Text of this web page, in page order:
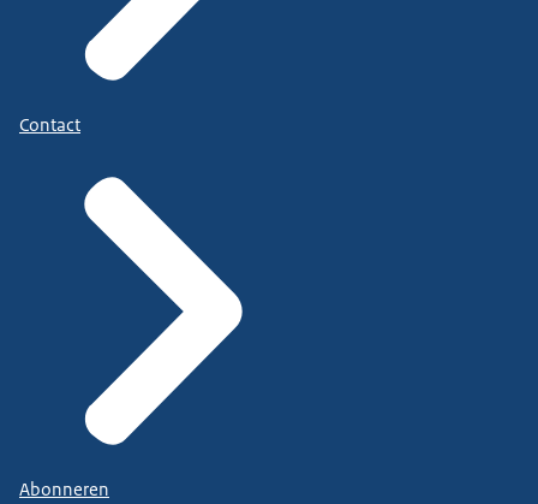
Contact
Abonneren